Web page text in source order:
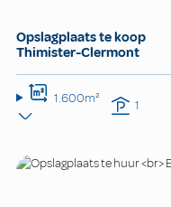
Opslagplaats te koop
Thimister-Clermont
1.600m² 1